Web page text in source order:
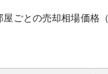
屋ごとの売却相場価格